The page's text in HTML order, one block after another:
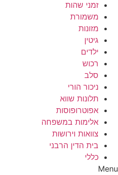
זמני שהות
משמורת
מזונות
גיטין
ילדים
רכוש
סלב
ניכור הורי
תלונות שווא
אפוטרופוסות
אלימות במשפחה
צוואות וירושות
בית הדין הרבני
כללי
Menu